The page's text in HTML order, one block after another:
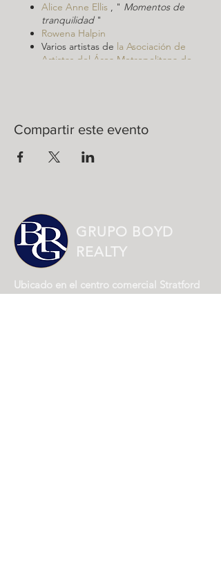
Alice Anne Ellis , " Momentos de
tranquilidad"
Rowena Halpin
Varios artistas de la Asociación de
Artistas del Área Metropolitana de
Compartir este evento
GRUPO BOYD
REALTY
Ubicado en el centro comercial Stratford